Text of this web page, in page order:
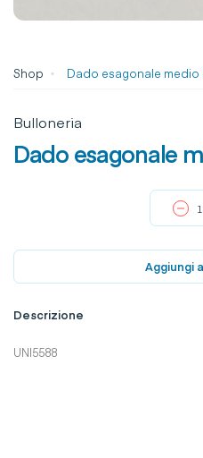
Shop Dado esagonale medio
Bulloneria
Dado esagonale
Aggiungi
Descrizione
UNI5588